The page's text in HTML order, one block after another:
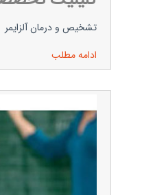
تشخیص و درمان آلزایمر
ادامه مطلب